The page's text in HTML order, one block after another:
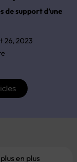
de support d’une
26, 2023
en plus